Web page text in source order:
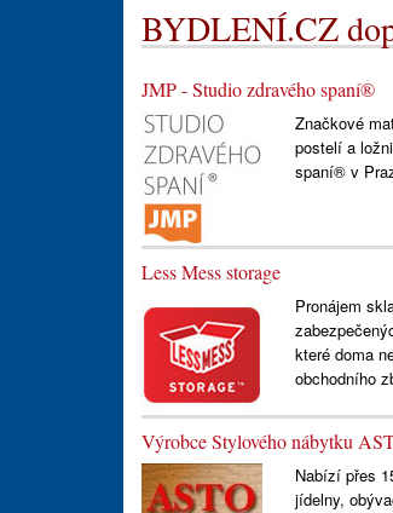
BYDLENÍ.CZ
JMP - Studio zdravého spaní®
Značkové
postelí a
spaní® v
Less Mess storage
Pronájem
které doma
obchodního
Výrobce Stylového nábytku
Nabízí přes
jídelny,